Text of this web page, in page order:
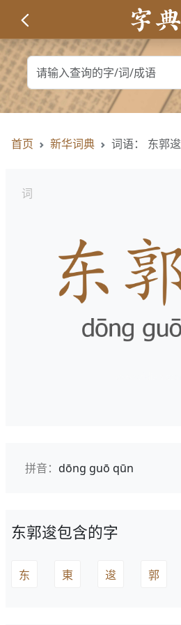
首页 新华词典 词语： 东郭逡
词
拼音： dōng guō qūn
东郭逡包含的字
东 東 逡 郭